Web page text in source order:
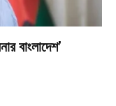
বাংলাদেশ’